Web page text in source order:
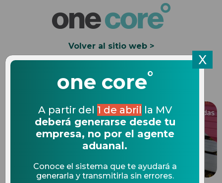
Volver al sitio web >
Solicita una Demo
X
one core°
A partir del 1 de abril la MV
deberá generarse desde tu
empresa, no por el agente
aduanal.
Conoce el sistema que te ayudará a
generarla y transmitirla sin errores.